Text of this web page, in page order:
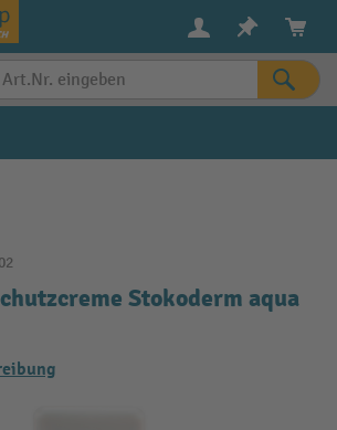
Stokoderm aqua